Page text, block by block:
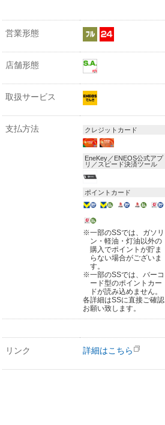
営業形態
店舗形態
取扱サービス
支払方法 クレジットカード
EneKey／ENEOS公式アプ
リ／スピード決済ツール
ポイントカード
※一部のSSでは、ガソリ
ン・軽油・灯油以外の
購入でポイントが貯ま
らない場合がございま
す。
※一部のSSでは、バーコ
ード型のポイントカー
ドが読み込めません。
各詳細はSSに直接ご確認
お願い致します。
リンク 詳細はこちら